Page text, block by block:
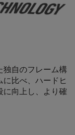
独自のフレーム構
比べ、ハードヒ
に向上し、より確